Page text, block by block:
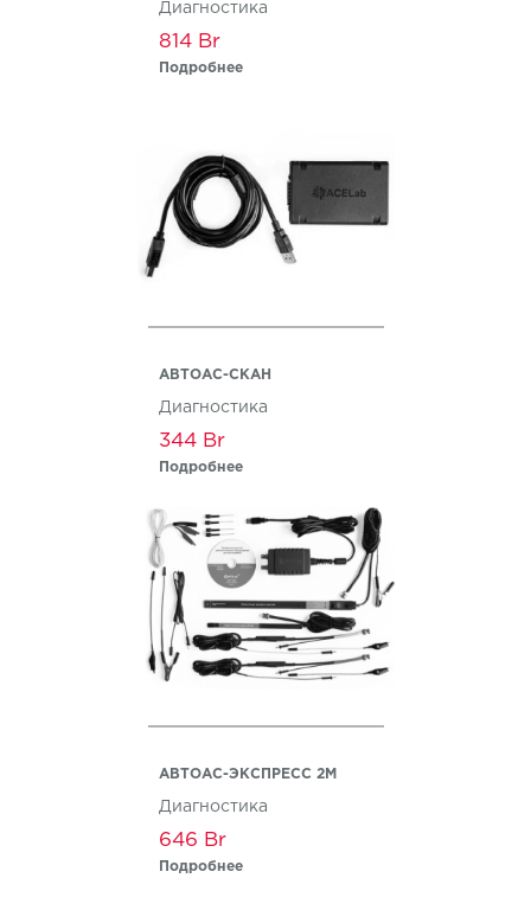
Диагностика
814
Подробнее
АВТОАС-СКАН
Диагностика
344
Подробнее
АВТОАС-ЭКСПРЕСС 2М
Диагностика
646
Подробнее